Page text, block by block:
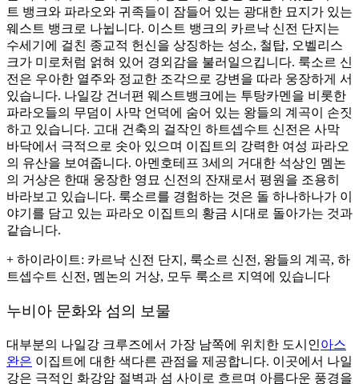
트 뱅크와 파라오와 귀족들이 잠들어 있는 광대한 묘지가 있는
웨스트 뱅크로 나뉩니다. 이스트 뱅크의 카르낙 신전 단지는
수세기에 걸친 종교적 헌신을 상징하는 성소, 철탑, 오벨리스
크가 미로처럼 얽혀 있어 경외감을 불러일으킵니다. 룩소르 신
전은 우아한 열주와 정교한 조각으로 강변을 따라 웅장하게 서
있습니다. 나일강 건너편 웨스트뱅크에는 투탕카멘을 비롯한
파라오들의 무덤이 사막 언덕에 숨어 있는 왕들의 계곡이 손짓
하고 있습니다. 고대 건축의 걸작인 하트셉수트 신전은 사막
바닥에서 극적으로 솟아 있으며 이집트의 강력한 여성 파라오
의 유산을 보여줍니다. 아멘호테프 3세의 거대한 석상인 멤논
의 거상은 한때 웅장한 영묘 신전의 잔재로서 평원을 조용히
바라보고 있습니다. 룩소르를 경험하는 것은 돌 하나하나가 이
야기를 담고 있는 파라오 이집트의 황금 시대로 돌아가는 것과
같습니다.
+ 하이라이트: 카르낙 신전 단지, 룩소르 신전, 왕들의 계곡, 하
트셉수트 신전, 멤논의 거상, 모두 룩소르 지역에 있습니다
누비아 문화와 섬의 보물
대부분의 나일강 크루즈에서 가장 남쪽에 위치한 도시인아스
완은 이집트에 대한 색다른 관점을 제공합니다. 이곳에서 나일
강은 극적인 화강암 절벽과 섬 사이로 흐르며 아름다운 풍경을